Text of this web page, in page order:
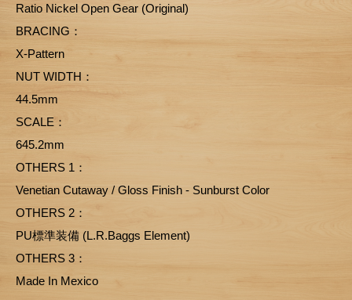
Ratio Nickel Open Gear (Original)
BRACING：
X-Pattern
NUT WIDTH：
44.5mm
SCALE：
645.2mm
OTHERS 1：
Venetian Cutaway / Gloss Finish - Sunburst Color
OTHERS 2：
PU標準装備 (L.R.Baggs Element)
OTHERS 3：
Made In Mexico